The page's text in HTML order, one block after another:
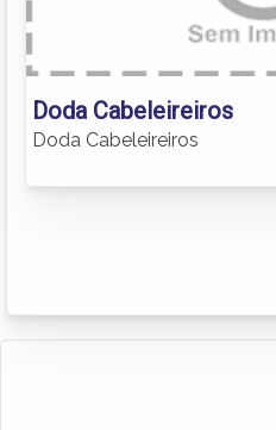
Doda Cabeleireiros
Doda Cabeleireiros